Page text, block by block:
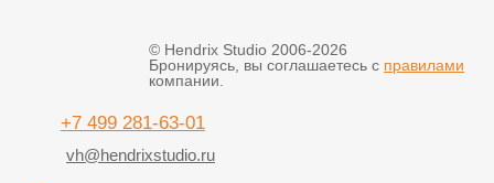
© Hendrix Studio 2006-2026
Бронируясь, вы соглашаетесь с правилами
компании.
+7 499 281-63-01
vh@hendrixstudio.ru